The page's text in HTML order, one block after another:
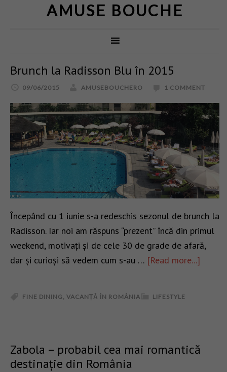
AMUSE BOUCHE
Brunch la Radisson Blu în 2015
09/06/2015 AMUSEBOUCHERO 1 COMMENT
Începând cu 1 iunie s-a redeschis sezonul de brunch la
Radisson. Iar noi am răspuns “prezent” încă din primul
weekend, motivați și de cele 30 de grade de afară,
dar și curioși să vedem cum s-au … [Read more...]
LIFESTYLE
FINE DINING VACANȚĂ ÎN ROMÂNIA
Zabola – probabil cea mai romantică
destinație din România